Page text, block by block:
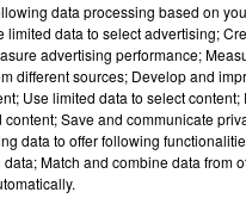
data processing based on
data to select advertising;
advertising performance;
different sources; Develop and
Use limited data to select
Save and communicate
data to offer following
Match and combine data from